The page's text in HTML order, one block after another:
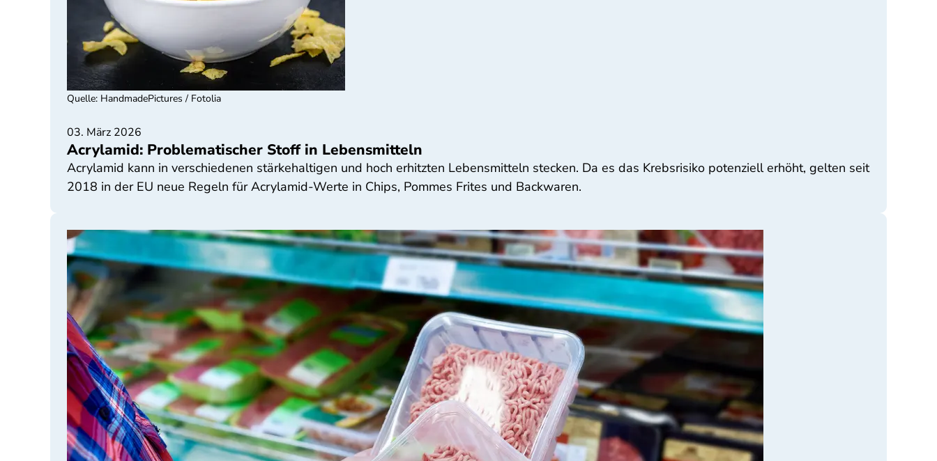
03. März 2026
Acrylamid: Problematischer Stoff in Lebensmitteln
Acrylamid kann in verschiedenen stärkehaltigen und hoch erhitzten Lebensmitteln stecken. Da es das Krebsrisiko potenziell erhöht, gelten seit
2018 in der EU neue Regeln für Acrylamid-Werte in Chips, Pommes Frites und Backwaren.
Quelle: HandmadePictures / Fotolia